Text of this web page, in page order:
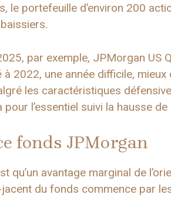
le portefeuille d’environ 200
par exemple, JPMorgan US
2022, une année difficile, mieux
les caractéristiques
l’essentiel suivi la hausse
fonds JPMorgan
qu’un avantage marginal de
du fonds commence par